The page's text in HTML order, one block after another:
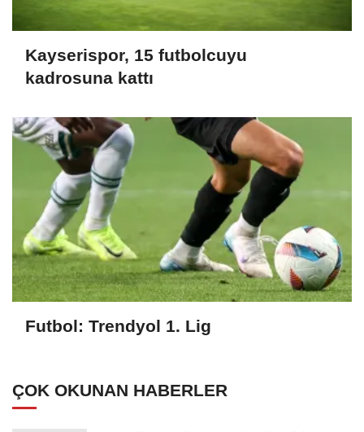
Kayserispor, 15 futbolcuyu
kadrosuna kattı
Futbol: Trendyol 1. Lig
ÇOK OKUNAN HABERLER